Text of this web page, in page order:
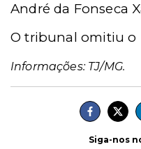
André da Fonseca
O tribunal omitiu o
Informações: TJ/MG.
Siga-nos